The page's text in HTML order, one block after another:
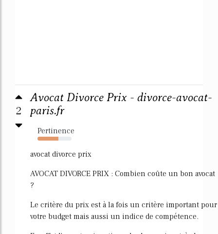
2
Avocat Divorce Prix - divorce-avocat-
paris.fr
Pertinence
62%
avocat divorce prix
AVOCAT DIVORCE PRIX : Combien coûte un bon avocat
?
Le critère du prix est à la fois un critère important pour
votre budget mais aussi un indice de compétence.